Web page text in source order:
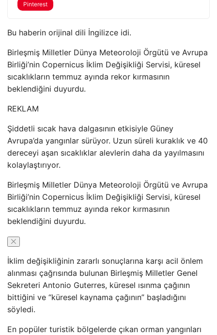
Pinterest
Bu haberin orijinal dili İngilizce idi.
Birleşmiş Milletler Dünya Meteoroloji Örgütü ve Avrupa
Birliği’nin Copernicus İklim Değişikliği Servisi, küresel
sıcaklıkların temmuz ayında rekor kırmasının
beklendiğini duyurdu.
REKLAM
Şiddetli sıcak hava dalgasının etkisiyle Güney
Avrupa’da yangınlar sürüyor. Uzun süreli kuraklık ve 40
dereceyi aşan sıcaklıklar alevlerin daha da yayılmasını
kolaylaştırıyor.
Birleşmiş Milletler Dünya Meteoroloji Örgütü ve Avrupa
Birliği’nin Copernicus İklim Değişikliği Servisi, küresel
sıcaklıkların temmuz ayında rekor kırmasının
beklendiğini duyurdu.
İklim değişikliğinin zararlı sonuçlarına karşı acil önlem
alınması çağrısında bulunan Birleşmiş Milletler Genel
Sekreteri Antonio Guterres, küresel ısınma çağının
bittiğini ve “küresel kaynama çağının” başladığını
söyledi.
En popüler turistik bölgelerde çıkan orman yangınları